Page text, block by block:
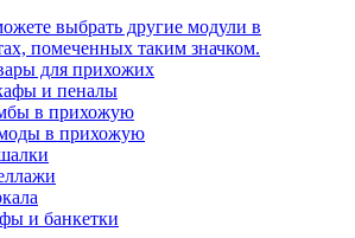
выбрать другие модули в
помеченных таким значком.
для прихожих
и пеналы
в прихожую
в прихожую
и банкетки